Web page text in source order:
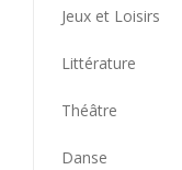
Jeux et Loisirs
Littérature
Théâtre
Danse